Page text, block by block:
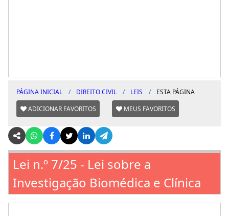
PÁGINA INICIAL DIREITO CIVIL LEIS
ESTA PÁGINA
ADICIONAR FAVORITOS
MEUS FAVORITOS
Lei n.º 7/25 - Lei sobre a
Investigação Biomédica e Clínica